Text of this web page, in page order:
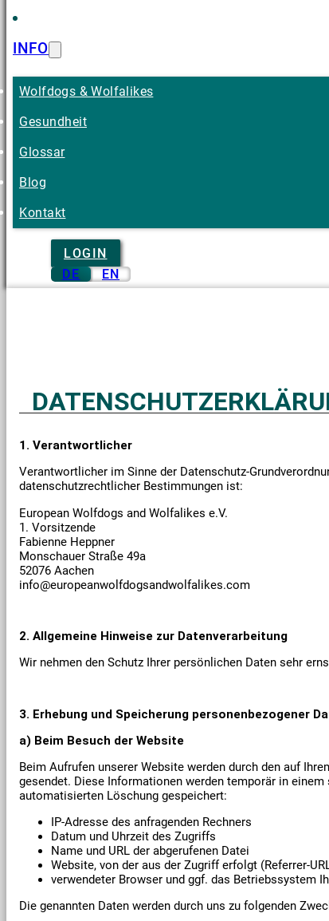
INFO
Wolfdogs & Wolfalikes
Gesundheit
Glossar
Blog
Kontakt
LOGIN
DE
EN
1. Verantwortlicher
Verantwortlicher im Sinne der Datenschutz-
datenschutzrechtlicher Bestimmungen ist:
European Wolfdogs and Wolfalikes e.V.
1. Vorsitzende
Fabienne Heppner
Monschauer Straße 49a
52076 Aachen
info@europeanwolfdogsandwolfalikes.com
2. Allgemeine Hinweise zur Datenverarbeitung
Wir nehmen den Schutz Ihrer persönlichen Daten sehr
3. Erhebung und Speicherung personenbezogener
a) Beim Besuch der Website
Beim Aufrufen unserer Website werden durch den auf
gesendet. Diese Informationen werden temporär in
automatisierten Löschung gespeichert:
IP-Adresse des anfragenden Rechners
Datum und Uhrzeit des Zugriffs
Name und URL der abgerufenen Datei
Website, von der aus der Zugriff erfolgt (Referrer-
verwendeter Browser und ggf. das Betriebssystem
Die genannten Daten werden durch uns zu folgenden